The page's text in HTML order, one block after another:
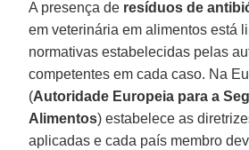
A presença de resíduos de
em veterinária em alimentos está
normativas estabelecidas pelas
competentes em cada caso. Na
(Autoridade Europeia para a
Alimentos) estabelece as
aplicadas e cada país membro